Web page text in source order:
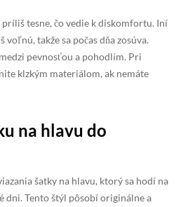
tesne, čo vedie k diskomfortu. Iní
takže sa počas dňa zosúva.
pevnosťou a pohodlím. Pri
klzkým materiálom, ak nemáte
na hlavu do
šatky na hlavu, ktorý sa hodí na
dni. Tento štýl pôsobí originálne a